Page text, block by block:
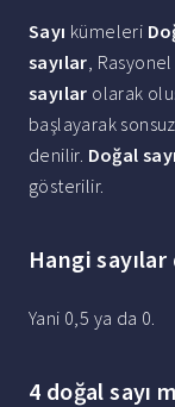
Sayı kümeleri
sayılar,
sayılar olarak
başlayarak
denilir. Doğal
gösterilir.
Hangi
Yani 0,5 ya da 0.
4 doğal sayı